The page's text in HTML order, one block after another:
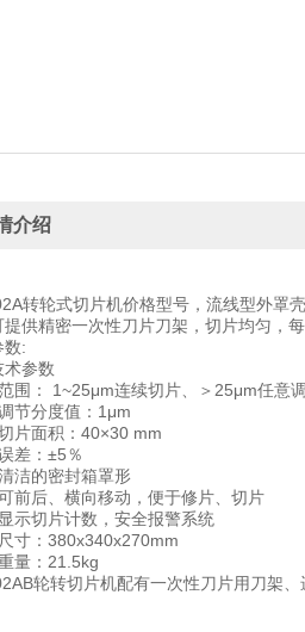
介绍
转轮式切片机价格型号，流线型外罩
提供精密一次性刀片刀架，切片均匀，
数:
术参数
围： 1~25μm连续切片、＞25μm任意
节分度值：1μm
片面积：40×30 mm
差：±5％
洁的密封箱罩形
前后、横向移动，便于修片、切片
示切片计数，安全报警系统
寸：380x340x270mm
量：21.5kg
轮转切片机配有一次性刀片用刀架